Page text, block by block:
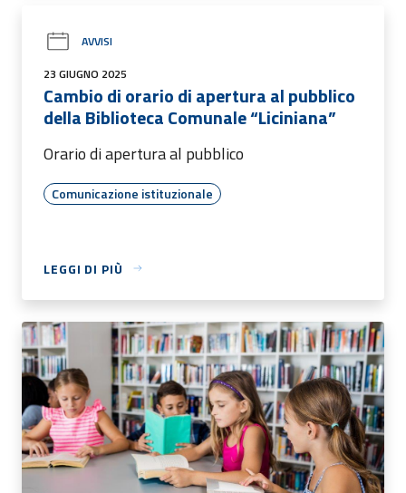
AVVISI
23 GIUGNO 2025
Cambio di orario di apertura al pubblico
della Biblioteca Comunale “Liciniana”
Orario di apertura al pubblico
Comunicazione istituzionale
LEGGI DI PIÙ